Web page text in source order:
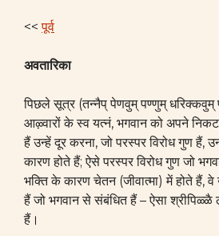
<<पूर्व
अवतारिका
पिछले सूत्र (तन्नैप् पेणवुम् पण्णुम् धरिक्कवुम्
आऴ्वारों के स्व यत्नं, भगवान को अपने
हैं उन्हें दूर करना, जो परस्पर विरोध गुण हैं,
कारण होते हैं; ऐसे परस्पर विरोध गुण जो
भक्ति के कारण चेतन (जीवात्मा) में होते हैं,
हैं जो भगवान से संबंधित हैं – ऐसा श्रीपिळ्ळै
हैं।